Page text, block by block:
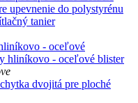
upevnenie do polystyrénu
tanier
- oceľové
hliníkovo - oceľové blister
dvojitá pre ploché